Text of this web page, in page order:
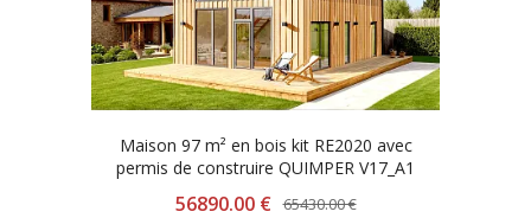
Maison 97 m² en bois kit RE2020 avec
permis de construire QUIMPER V17_A1
56890.00 € 65430.00 €